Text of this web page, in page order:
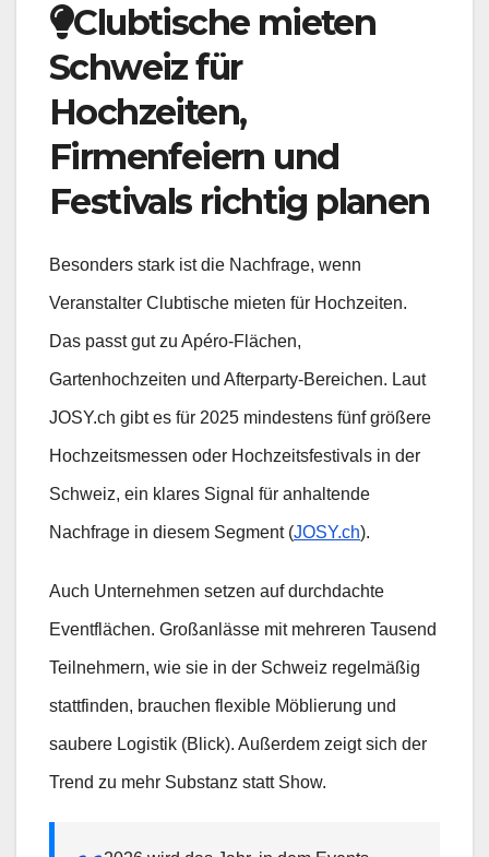
Clubtische mieten
Schweiz für
Hochzeiten,
Firmenfeiern und
Festivals richtig planen
Besonders stark ist die Nachfrage, wenn
Veranstalter Clubtische mieten für Hochzeiten.
Das passt gut zu Apéro-Flächen,
Gartenhochzeiten und Afterparty-Bereichen. Laut
JOSY.ch gibt es für 2025 mindestens fünf größere
Hochzeitsmessen oder Hochzeitsfestivals in der
Schweiz, ein klares Signal für anhaltende
Nachfrage in diesem Segment (JOSY.ch).
Auch Unternehmen setzen auf durchdachte
Eventflächen. Großanlässe mit mehreren Tausend
Teilnehmern, wie sie in der Schweiz regelmäßig
stattfinden, brauchen flexible Möblierung und
saubere Logistik (Blick). Außerdem zeigt sich der
Trend zu mehr Substanz statt Show.